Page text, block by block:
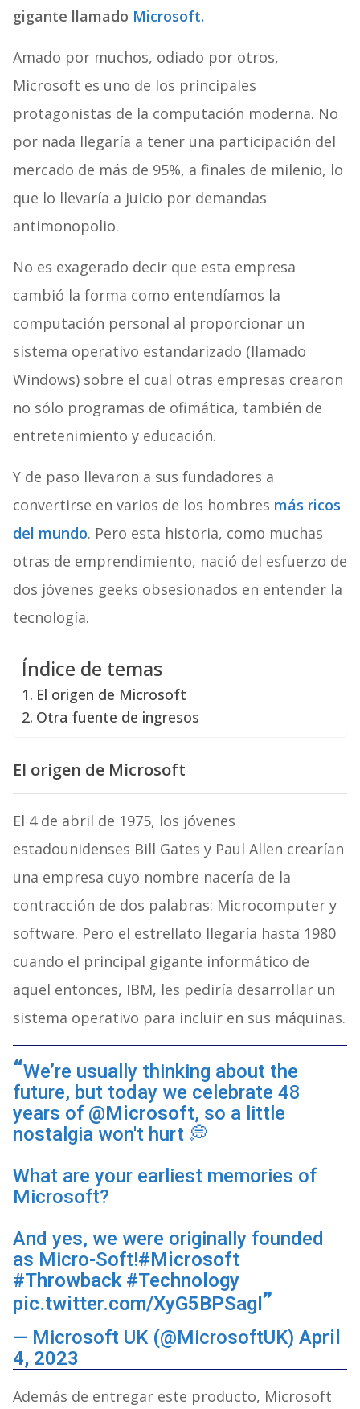
gigante llamado Microsoft.
Amado por muchos, odiado por otros,
Microsoft es uno de los principales
protagonistas de la computación moderna. No
por nada llegaría a tener una participación del
mercado de más de 95%, a finales de milenio, lo
que lo llevaría a juicio por demandas
antimonopolio.
No es exagerado decir que esta empresa
cambió la forma como entendíamos la
computación personal al proporcionar un
sistema operativo estandarizado (llamado
Windows) sobre el cual otras empresas crearon
no sólo programas de ofimática, también de
entretenimiento y educación.
Y de paso llevaron a sus fundadores a
convertirse en varios de los hombres más ricos
del mundo. Pero esta historia, como muchas
otras de emprendimiento, nació del esfuerzo de
dos jóvenes geeks obsesionados en entender la
tecnología.
Índice de temas
El origen de Microsoft
Otra fuente de ingresos
El origen de Microsoft
El 4 de abril de 1975, los jóvenes
estadounidenses Bill Gates y Paul Allen crearían
una empresa cuyo nombre nacería de la
contracción de dos palabras: Microcomputer y
software. Pero el estrellato llegaría hasta 1980
cuando el principal gigante informático de
aquel entonces, IBM, les pediría desarrollar un
sistema operativo para incluir en sus máquinas.
We’re usually thinking about the
future, but today we celebrate 48
years of @Microsoft, so a little
nostalgia won't hurt 💭
What are your earliest memories of
Microsoft?
And yes, we were originally founded
as Micro-Soft!#Microsoft
#Throwback #Technology
pic.twitter.com/XyG5BPSagl
— Microsoft UK (@MicrosoftUK) April
4, 2023
Además de entregar este producto, Microsoft